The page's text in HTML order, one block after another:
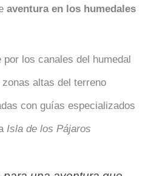
aventura en los humedales
por los canales del humedal
altas del terreno
con guías especializados
Isla de los Pájaros